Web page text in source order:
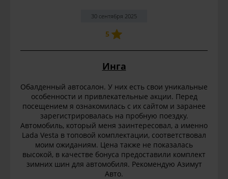
30 сентября 2025
5
Инга
Обалденный автосалон. У них есть свои уникальные
особенности и привлекательные акции. Перед
посещением я ознакомилась с их сайтом и заранее
зарегистрировалась на пробную поездку.
Автомобиль, который меня заинтересовал, а именно
Lada Vesta в топовой комплектации, соответствовал
моим ожиданиям. Цена также не показалась
высокой, в качестве бонуса предоставили комплект
зимних шин для автомобиля. Рекомендую Азимут
Авто.